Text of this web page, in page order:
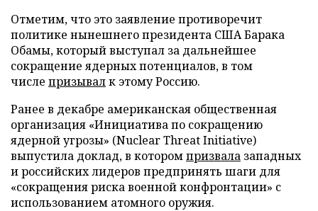
Отметим, что это заявление противоречит
политике нынешнего президента США Барака
Обамы, который выступал за дальнейшее
сокращение ядерных потенциалов, в том
числе призывалк этому Россию.
Ранее в декабре американская общественная
организация «Инициатива по сокращению
ядерной угрозы» (Nuclear Threat Initiative)
выпустила доклад, в которомпризвала западных
и российских лидеров предпринять шаги для
«сокращения риска военной конфронтации» с
использованием атомного оружия.